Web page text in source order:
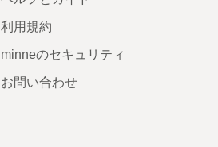
利用規約
minneのセキュリティ
お問い合わせ